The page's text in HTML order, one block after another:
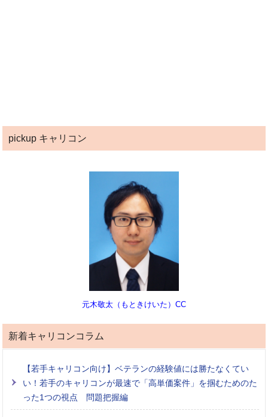
pickup キャリコン
元木敬太（もときけいた）CC
新着キャリコンコラム
【若手キャリコン向け】ベテランの経験値には勝たなくてい
い！若手のキャリコンが最速で「高単価案件」を掴むためのた
った1つの視点 問題把握編